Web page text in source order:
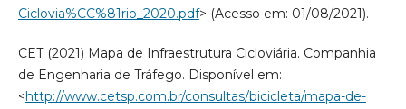
Ciclovia%CC%81rio_2020.pdf> (Acesso em: 01/08/2021).
CET (2021) Mapa de Infraestrutura Cicloviária. Companhia
de Engenharia de Tráfego. Disponível em:
<http://www.cetsp.com.br/consultas/bicicleta/mapa-de-